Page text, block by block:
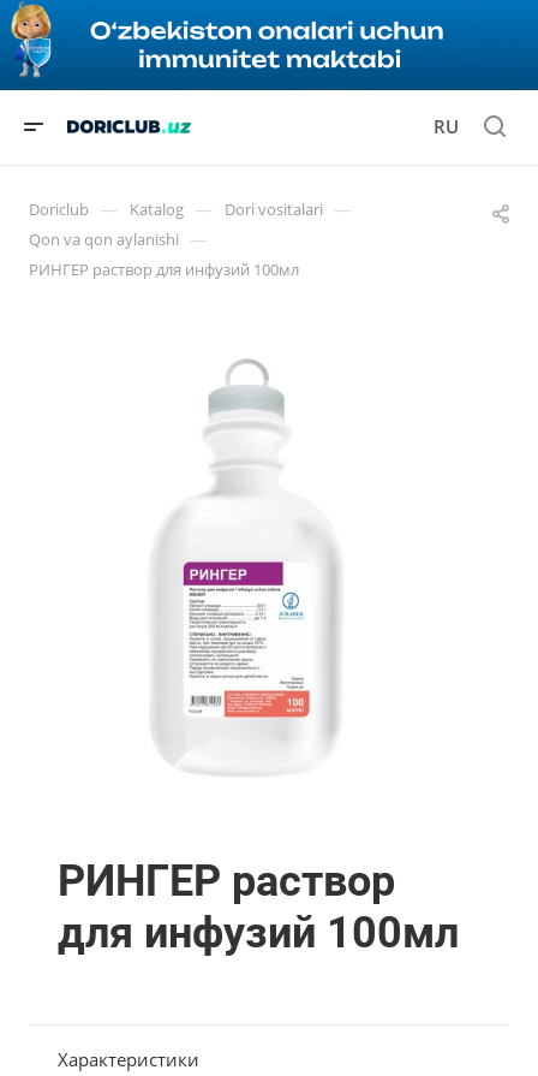
RU
Doriclub — Katalog — Dori vositalari —
Qon va qon aylanishi —
РИНГЕР раствор для инфузий 100мл
РИНГЕР раствор
для инфузий 100мл
Характеристики